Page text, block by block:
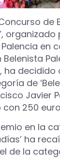
de
organizado
en
ha decidido
de
Javier
250
en la
ha
de la